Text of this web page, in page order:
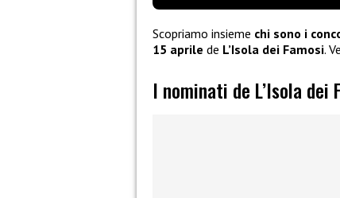
Scopriamo insieme chi sono i
15 aprile de L’Isola dei Famosi.
I nominati de L’Isola dei